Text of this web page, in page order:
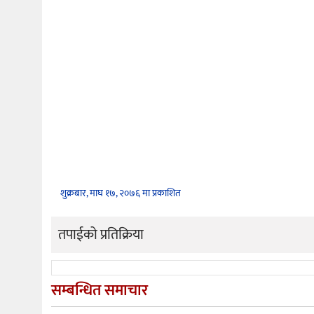
शुक्रबार, माघ १७, २०७६ मा प्रकाशित
तपाईको प्रतिक्रिया
सम्बन्धित समाचार